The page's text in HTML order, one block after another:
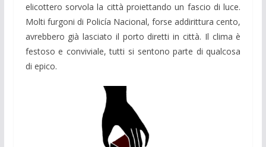
elicottero sorvola la città proiettando un fascio di luce.
Molti furgoni di Policía Nacional, forse addirittura cento,
avrebbero già lasciato il porto diretti in città. Il clima è
festoso e conviviale, tutti si sentono parte di qualcosa
di epico.